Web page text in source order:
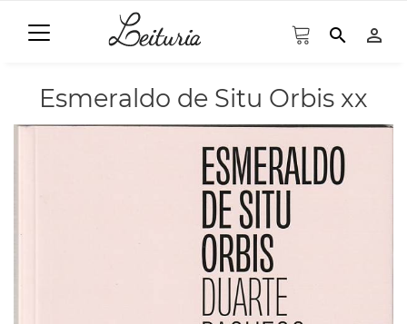
search person_outline
Esmeraldo de Situ Orbis xx